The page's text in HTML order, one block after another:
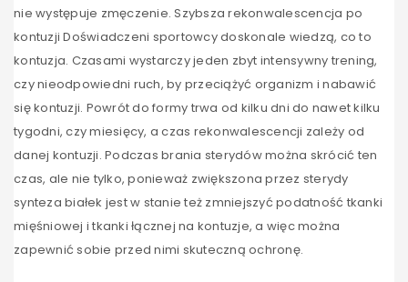
nie występuje zmęczenie. Szybsza rekonwalescencja po
kontuzji Doświadczeni sportowcy doskonale wiedzą, co to
kontuzja. Czasami wystarczy jeden zbyt intensywny trening,
czy nieodpowiedni ruch, by przeciążyć organizm i nabawić
się kontuzji. Powrót do formy trwa od kilku dni do nawet kilku
tygodni, czy miesięcy, a czas rekonwalescencji zależy od
danej kontuzji. Podczas brania sterydów można skrócić ten
czas, ale nie tylko, ponieważ zwiększona przez sterydy
synteza białek jest w stanie też zmniejszyć podatność tkanki
mięśniowej i tkanki łącznej na kontuzje, a więc można
zapewnić sobie przed nimi skuteczną ochronę.